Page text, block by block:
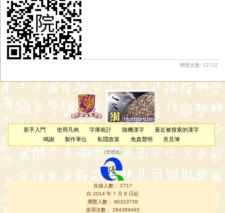
瀏覽次數: 12722
新手入門 使用凡例 字庫統計 隨機漢字
最近被搜索的漢字
鳴謝
製作單位 私隱政策 免責聲明 意見簿
（管理員 ）
在線人數： 2717
自 2014 年 7 月 8 日起
瀏覽人數： 80323738
使用次數： 294389463